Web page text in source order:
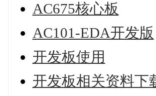
AC675核心板
AC101-EDA开发版
开发板使用
开发板相关资料下